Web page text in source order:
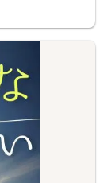
ンアルカクテ
み願います。
お願いします。